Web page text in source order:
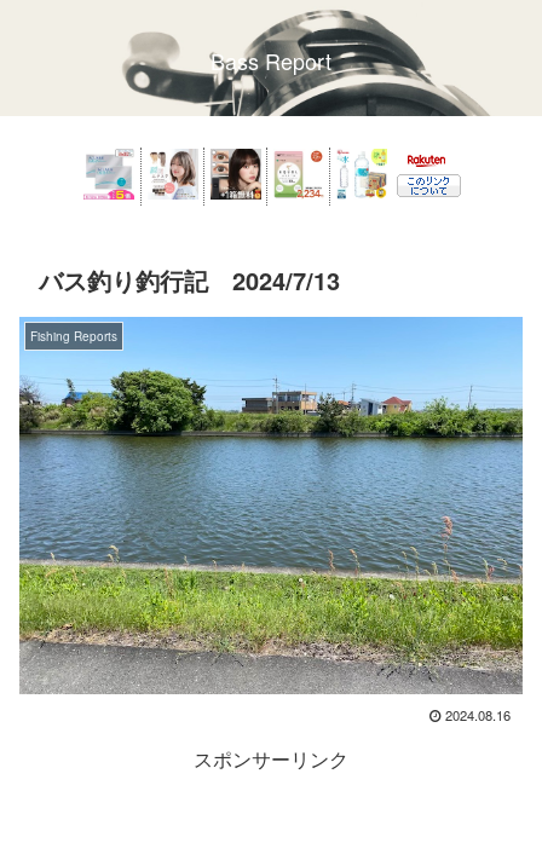
Bass Report
バス釣り釣行記 2024/7/13
Fishing Reports
2024.08.16
スポンサーリンク